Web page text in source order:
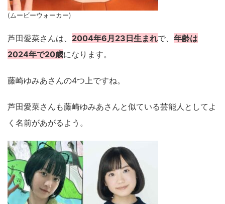
(ムービーウォーカー)
芦田愛菜さんは、 2004年6月23日生まれで、 年齢は
2024年で20歳になります。
藤崎ゆみあさんの4つ上ですね。
芦田愛菜さんも藤崎ゆみあさんと似ている芸能人としてよ
く名前があがるよう。